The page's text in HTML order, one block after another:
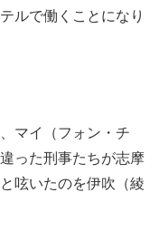
ルで働くことになり
マイ（フォン・チ
った刑事たちが志摩
と呟いたのを伊吹（綾